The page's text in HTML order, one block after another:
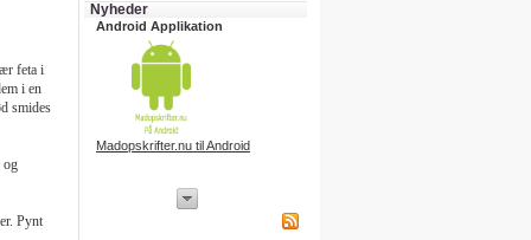
feta i
i en
smides
og
Pynt
Nyheder
Android Applikation
Madopskrifter.nu til Android